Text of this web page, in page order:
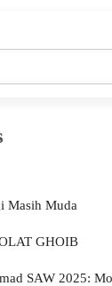
Masih Muda
GHOIB
SAW 2025: